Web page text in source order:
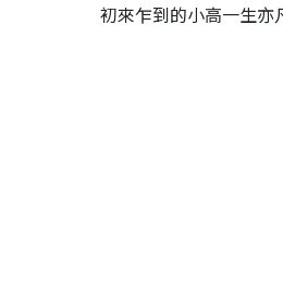
初來乍到的小高一生亦